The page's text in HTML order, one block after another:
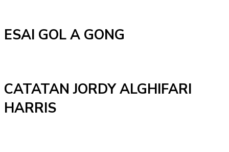
ESAI GOL A GONG
CATATAN JORDY ALGHIFARI
HARRIS